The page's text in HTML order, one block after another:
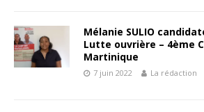
Mélanie SULIO
Lutte ouvrière – 4ème
Martinique
7 juin 2022 La rédaction